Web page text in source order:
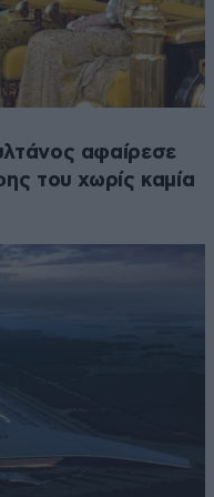
αφαίρεσε
του χωρίς καμία